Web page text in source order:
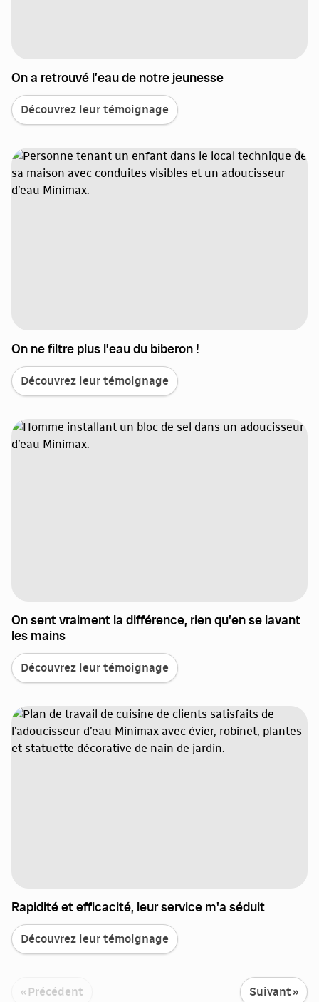
On a retrouvé l’eau de notre jeunesse
Découvrez leur témoignage
On ne filtre plus l’eau du biberon !
Découvrez leur témoignage
On sent vraiment la différence, rien qu'en se lavant
les mains
Découvrez leur témoignage
Rapidité et efficacité, leur service m'a séduit
Découvrez leur témoignage
« Précédent Suivant »